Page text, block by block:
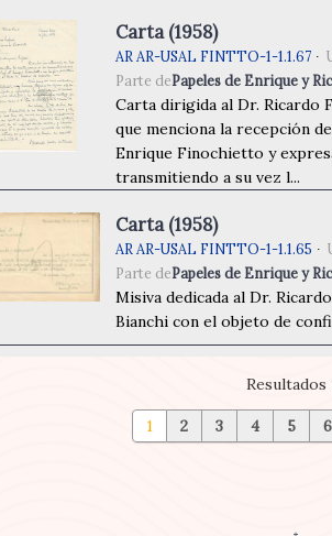
Carta (1958)
AR AR-USAL FINTTO-1-1.1.67
Parte dePapeles de Enrique y
Carta dirigida al Dr. Ricardo
que menciona la recepción
Enrique Finochietto y
transmitiendo a su vez l...
Carta (1958)
AR AR-USAL FINTTO-1-1.1.65
Parte dePapeles de Enrique y
Misiva dedicada al Dr.
Bianchi con el objeto de
Resultados
1 2 3 4 5 6